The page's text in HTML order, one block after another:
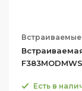
Urban
iQ700
40.4
41
Есть в